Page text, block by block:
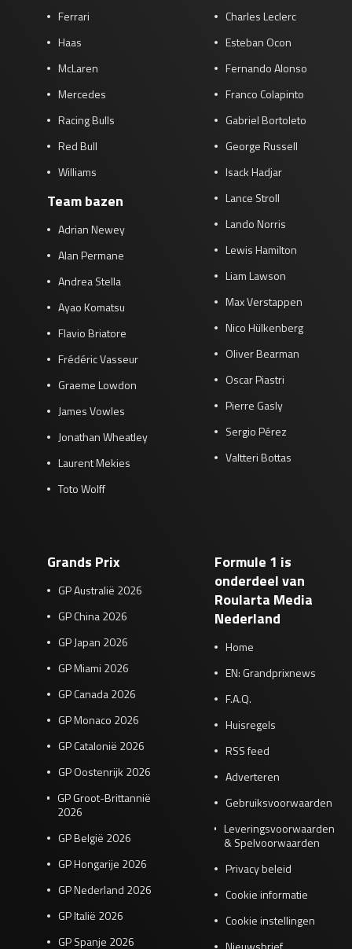
Ferrari
Haas
McLaren
Mercedes
Racing Bulls
Red Bull
Williams
Team bazen
Adrian Newey
Alan Permane
Andrea Stella
Ayao Komatsu
Flavio Briatore
Frédéric Vasseur
Graeme Lowdon
James Vowles
Jonathan Wheatley
Laurent Mekies
Toto Wolff
Charles Leclerc
Esteban Ocon
Fernando Alonso
Franco Colapinto
Gabriel Bortoleto
George Russell
Isack Hadjar
Lance Stroll
Lando Norris
Lewis Hamilton
Liam Lawson
Max Verstappen
Nico Hülkenberg
Oliver Bearman
Oscar Piastri
Pierre Gasly
Sergio Pérez
Valtteri Bottas
Grands Prix
GP Australië 2026
GP China 2026
GP Japan 2026
GP Miami 2026
GP Canada 2026
GP Monaco 2026
GP Catalonië 2026
GP Oostenrijk 2026
GP Groot-Brittannië
2026
GP België 2026
GP Hongarije 2026
GP Nederland 2026
GP Italië 2026
GP Spanje 2026
Formule 1 is
onderdeel van
Roularta Media
Nederland
Home
EN: Grandprixnews
F.A.Q.
Huisregels
RSS feed
Adverteren
Gebruiksvoorwaarden
Leveringsvoorwaarden
& Spelvoorwaarden
Privacy beleid
Cookie informatie
Cookie instellingen